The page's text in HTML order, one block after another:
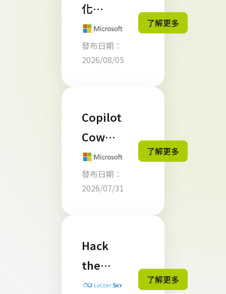
化
Micros
oft 365
Busine
業應留
意 300
席位上
限規範
發布日期：
2026/08/05
了解更多
Copilot
Cowor
k 怎麼
計費？
企業導
個重點
發布日期：
2026/07/31
了解更多
Hack
the
CRA：
了解更多